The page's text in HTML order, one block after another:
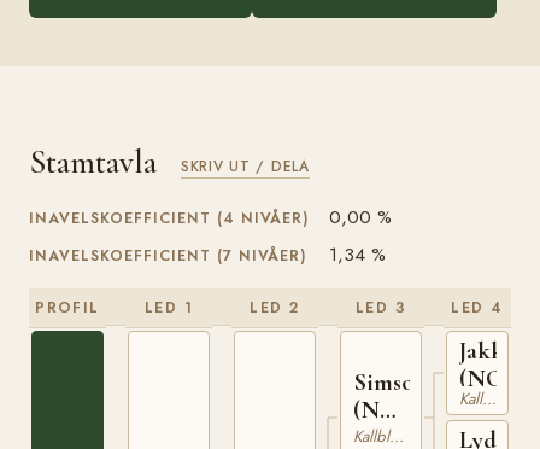
Stamtavla SKRIV UT / DELA
INAVELSKOEFFICIENT (4 NIVÅER) 0,00 %
INAVELSKOEFFICIENT (7 NIVÅER) 1,34 %
PROFIL LED 1 LED 2 LED 3
Simson
(NO)
T-67Kallblodig Travare
LED 4
Jakken
(NO)
Kallblodig Travare
Lydia